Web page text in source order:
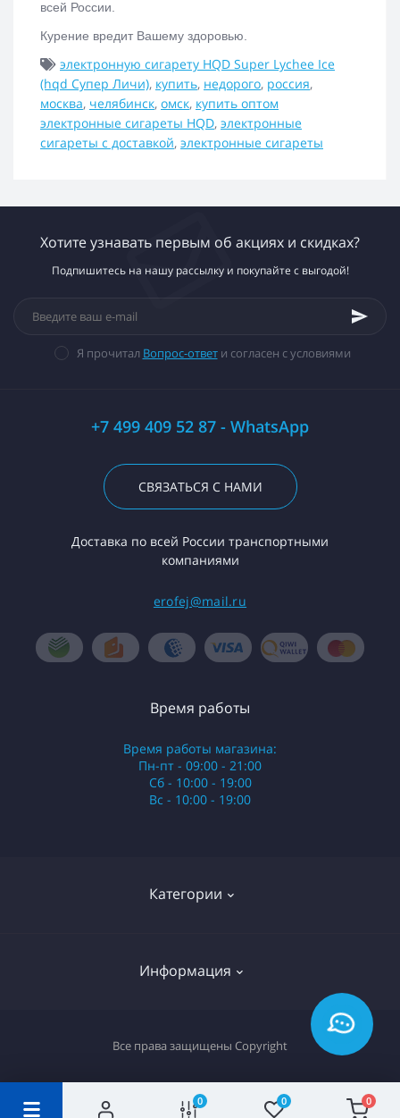
0 0 0
всей России.
Курение вредит Вашему здоровью.
электронную сигарету HQD Super Lychee Ice
(hqd Супер Личи), купить, недорого, россия,
москва, челябинск, омск, купить оптом
электронные сигареты HQD, электронные
сигареты с доставкой, электронные сигареты
Хотите узнавать первым об акциях и скидках?
Подпишитесь на нашу рассылку и покупайте с выгодой!
Я прочитал Вопрос-ответи согласен с условиями
+7 499 409 52 87 - WhatsApp
СВЯЗАТЬСЯ С НАМИ
Доставка по всей России транспортными
компаниями
erofej@mail.ru
Категории
Российские сигареты
Информация
Вопрос-ответ
Время работы
Время работы магазина:
Пн-пт - 09:00 - 21:00
Сб - 10:00 - 19:00
Вс - 10:00 - 19:00
Все права защищены Copyright